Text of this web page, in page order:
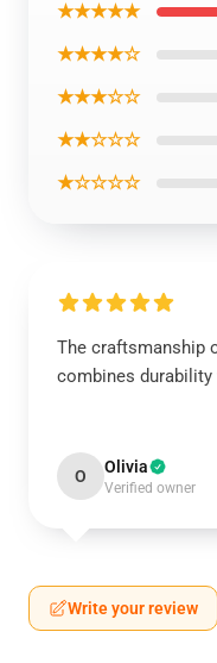
★★★★★
★★★★☆
★★★☆☆
★★☆☆☆
★☆☆☆☆
The craftsmanship
combines durability
O Olivia
Verified owner
Write your review